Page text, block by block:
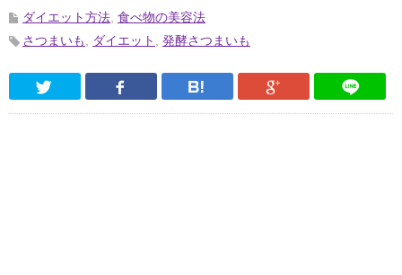
ダイエット方法 食べ物の美容法
さつまいも
ダイエット 発酵さつまいも
Twitter Facebook はてなブックマーク
Google